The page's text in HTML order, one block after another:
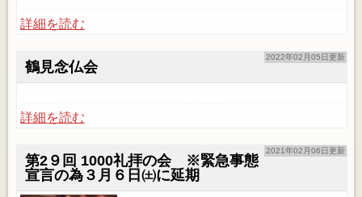
詳細を読む
2022年02月05日更新
鶴見念仏会
詳細を読む
2021年02月06日更新
第2９回 1000礼拝の会 ※緊急事態
宣言の為３月６日㈯に延期